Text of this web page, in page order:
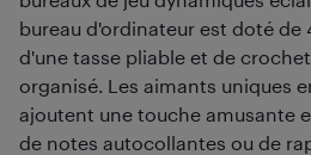
bureau d'ordinateur est doté de
d'une tasse pliable et de
organisé. Les aimants uniques
ajoutent une touche amusante
de notes autocollantes ou de